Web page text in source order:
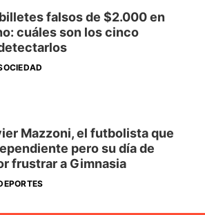
falsos de $2.000 en
cuáles son los cinco
Mazzoni, el futbolista que
pero su día de
frustrar a Gimnasia